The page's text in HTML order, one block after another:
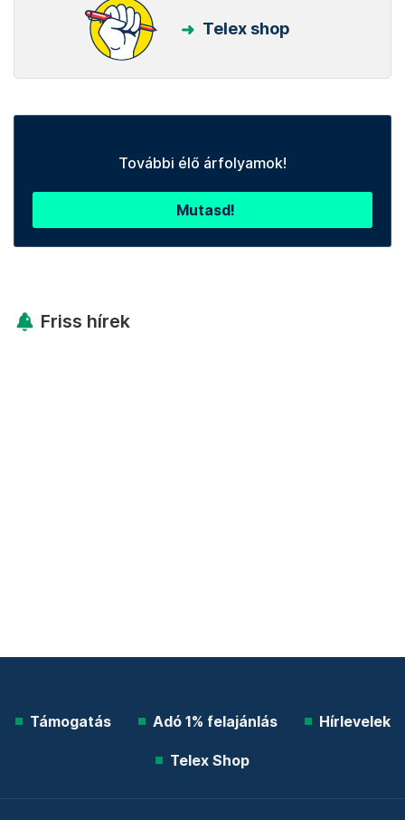
Telex shop
További élő árfolyamok!
Mutasd!
Friss hírek
Támogatás Adó 1% felajánlás Hírlevelek
Telex Shop